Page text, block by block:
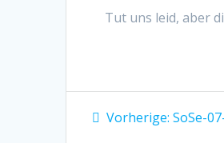
Tut uns leid, aber
Vorherige: SoSe-